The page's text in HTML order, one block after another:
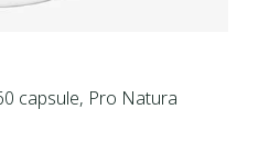
capsule, Pro Natura